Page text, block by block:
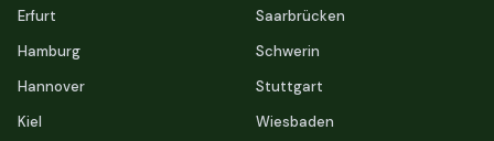
Erfurt
Hamburg
Hannover
Kiel
Saarbrücken
Schwerin
Stuttgart
Wiesbaden